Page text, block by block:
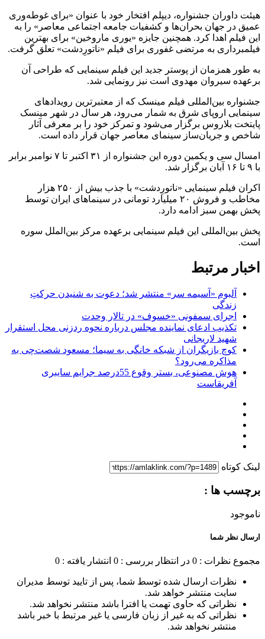
هیئت داوران جشنواره، دیپلم افتخار خود با عنوان «برای غوطه‌وری
عمیق در جهان بحران‌ها و کشفیات جامعه اجتماعی معاصر» را به
این فیلم اهدا کرد. همچنین جایزه «یوری ماروخین» برای بهترین
فیلمبرداری به مرتضی غفوری برای فیلم «ناتورِدشت» تعلق گرفت.
به طور همزمان از پوستر جدید این فیلم سینمایی که طراحی آن
برعهده سیروان مهدوی است نیز رونمایی شد.
جشنواره بین‌المللی فیلم مینسک که از معتبرترین رویدادهای
سینمایی اروپای شرق به شمار می‌رود، هر سال در شهر مینسک
پایتخت بلاروس برگزار می‌شود و تمرکز خود را بر معرفی آثار
شاخص و جریان‌ساز سینمای معاصر جهان قرار داده است.
امسال سی و یکمین دوره این جشنواره از ۳۱ اکتبر تا ۷ نوامبر برابر
با ۹ تا ۱۶ آبان برگزار شد.
اکران فیلم سینمایی «ناتورِدشت» با جذب بیش از ۲۵۰ هزار
مخاطب و فروش ۲۰ میلیارد تومانی در سینماهای ایران توسط
پخش بهمن سبز ادامه دارد.
پخش بین‌المللی این فیلم سینمایی برعهده مرکز بین‌الملل سوره
است.
اخبار مرتبط
آلبوم «آسیمه سر» منتشر شد؛ دعوت به شنیدن حرکتِ
زندگی
اجرای سمفونی «خسوف» در تالار وحدت
تکذیب ادعای نماینده مجلس درباره نحوه ردزنی محل استقرار
شهید لاریجانی
کوچ بازیگران از شبکه خانگی به سیما؛ مسعود شصت‌چی به
مذاکره می‌رود؟
هوش مصنوعی، بستر وقوع 55درصد جرایم سایبری
آفریقاست
لینک کوتاه
برچسب ها :
ناموجود
ارسال نظر شما
مجموع نظرات : 0 در انتظار بررسی : 0 انتشار یافته : 0
نظرات ارسال شده توسط شما، پس از تایید توسط مدیران
سایت منتشر خواهد شد.
نظراتی که حاوی تهمت یا افترا باشد منتشر نخواهد شد.
نظراتی که به غیر از زبان فارسی یا غیر مرتبط با خبر باشد
منتشر نخواهد شد.